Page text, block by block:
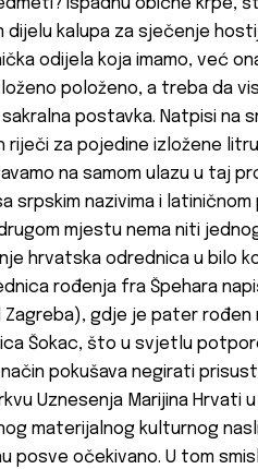
Ispadnu obične krpe,
dijelu kalupa za sječenje
odijela koja imamo, već
položeno, a treba da
postavka. Natpisi na
riječi za pojedine izložene
na samom ulazu u taj
srpskim nazivima i
mjestu nema niti
hrvatska odrednica u bilo
rođenja fra Špehara
gdje je pater rođen
Šokac, što u svjetlu
pokušava negirati
Uznesenja Marijina Hrvati
materijalnog kulturnog
posve očekivano. U tom